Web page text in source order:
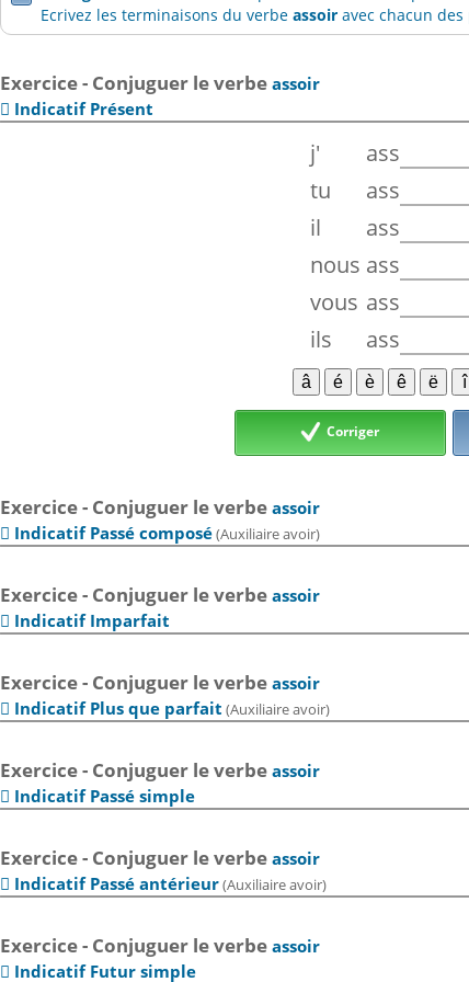
Ecrivez les terminaisons du verbeassoir avec chacun
Exercice - Conjuguer le verbeassoir
 Indicatif Présent
j'
ass
tu
ass
il
ass
nous ass
vous ass
ils
ass
Corriger
Exercice - Conjuguer le verbeassoir
 Indicatif Passé composé(Auxiliaire avoir)
Exercice - Conjuguer le verbeassoir
 Indicatif Imparfait
Exercice - Conjuguer le verbeassoir
 Indicatif Plus que parfait (Auxiliaire avoir)
Exercice - Conjuguer le verbeassoir
 Indicatif Passé simple
Exercice - Conjuguer le verbeassoir
 Indicatif Passé antérieur(Auxiliaire avoir)
Exercice - Conjuguer le verbeassoir
 Indicatif Futur simple